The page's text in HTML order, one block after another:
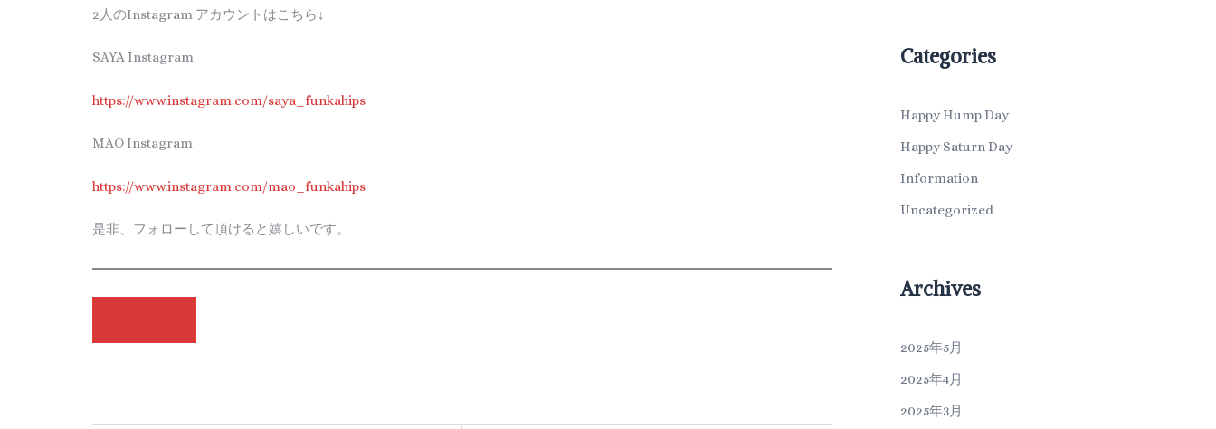
2人のInstagram アカウントはこちら↓
SAYA Instagram
https://www.instagram.com/saya_funkahips
MAO Instagram
https://www.instagram.com/mao_funkahips
是非、フォローして頂けると嬉しいです。
Categories
Happy Hump Day
Happy Saturn Day
Information
Uncategorized
Archives
2025年5月
2025年4月
2025年3月